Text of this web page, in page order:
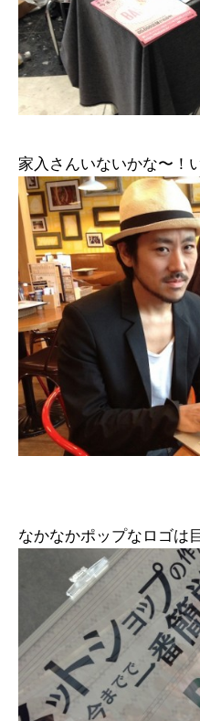
家入さんいないかな〜！
なかなかポップなロゴは